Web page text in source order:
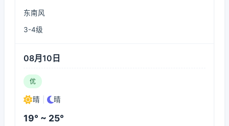
东南风
3-4级
08月10日
优
晴 晴
19° ~ 25°